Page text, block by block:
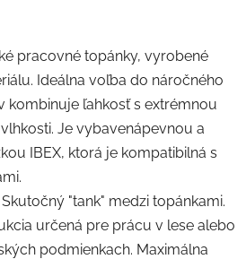
pracovné topánky, vyrobené
Ideálna voľba do náročného
kombinuje ľahkosť s extrémnou
Je vybavenápevnou a
IBEX, ktorá je kompatibilná s
Skutočný "tank" medzi topánkami.
určená pre prácu v lese alebo
podmienkach. Maximálna